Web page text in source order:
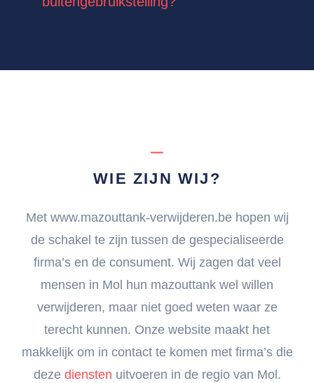
WIE ZIJN WIJ?
Met www.mazouttank-verwijderen.be hopen wij
de schakel te zijn tussen de gespecialiseerde
firma’s en de consument. Wij zagen dat veel
mensen in Mol hun mazouttank wel willen
verwijderen, maar niet goed weten waar ze
terecht kunnen. Onze website maakt het
makkelijk om in contact te komen met firma’s die
deze diensten uitvoeren in de regio van Mol.